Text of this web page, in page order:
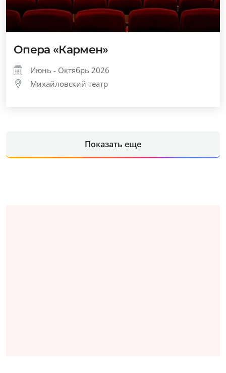
Опера «Кармен»
Июнь - Октябрь 2026
Михайловский театр
Показать еще